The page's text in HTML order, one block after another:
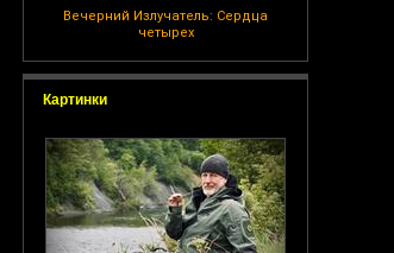
Вечерний Излучатель: Сердца
четырех
Картинки